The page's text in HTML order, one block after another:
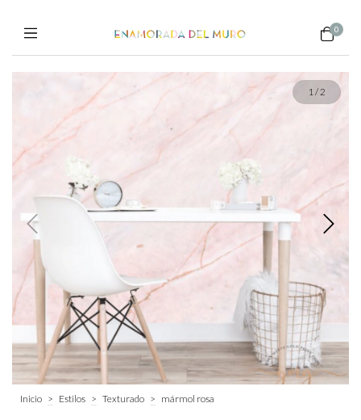
0
1/2
Inicio > Estilos > Texturado > mármol rosa